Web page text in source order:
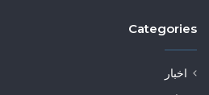
Categories
اخبار